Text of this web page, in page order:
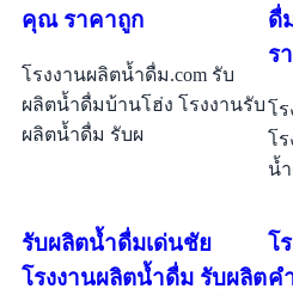
คุณ ราคาถูก
โรงงานผลิตน้ำดื่ม.com รับ
ผลิตน้ำดื่มบ้านโฮ่ง โรงงานรับ
ผลิตน้ำดื่ม รับผ
ดื่
ร
โ
โ
น้
รับผลิตน้ำดื่มเด่นชัย
โรงงานผลิตน้ำดื่ม รับผลิต
โ
ค